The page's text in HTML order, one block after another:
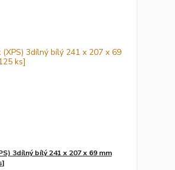
3dílný bílý 241 x 207 x 69 mm